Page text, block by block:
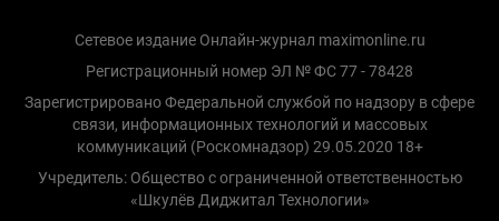
Сетевое издание Онлайн-журнал maximonline.ru
Регистрационный номер ЭЛ № ФС 77 - 78428
Зарегистрировано Федеральной службой по надзору в сфере
связи, информационных технологий и массовых
коммуникаций (Роскомнадзор) 29.05.2020 18+
Учредитель: Общество с ограниченной ответственностью
«Шкулёв Диджитал Технологии»